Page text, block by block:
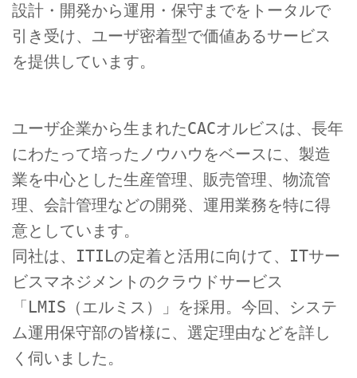
設計・開発から運用・保守までをトータルで
引き受け、ユーザ密着型で価値あるサービス
を提供しています。
ユーザ企業から生まれたCACオルビスは、長年
にわたって培ったノウハウをベースに、製造
業を中心とした生産管理、販売管理、物流管
理、会計管理などの開発、運用業務を特に得
意としています。
同社は、ITILの定着と活用に向けて、ITサー
ビスマネジメントのクラウドサービス
「LMIS（エルミス）」を採用。今回、システ
ム運用保守部の皆様に、選定理由などを詳し
く伺いました。